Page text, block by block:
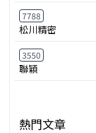
7788
松川精密
3550
聯穎
熱門文章